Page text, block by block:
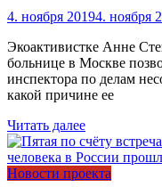
4. ноября 20194. ноября
Экоактивистке Анне
больнице в Москве
инспектора по делам
какой причине ее
Читать далее
Новости проекта